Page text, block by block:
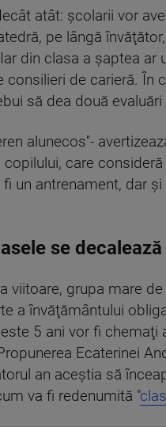
atât: şcolarii vor
pe lângă
din clasa a şaptea ar
consilieri de carieră. În
să dea două evaluări
alunecos''-
care
un antrenament, dar
se decalează
viitoare, grupa mare
a învăţământului
5 ani vor fi chemaţi
Ecaterinei
an aceştia să
va fi redenumită "